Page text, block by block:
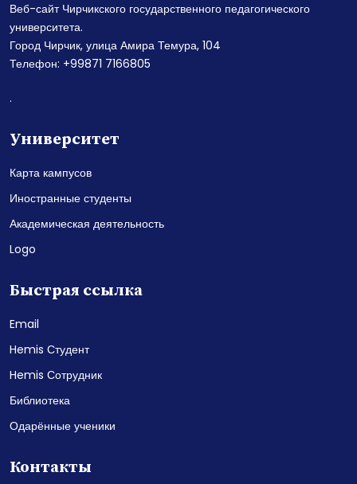
Веб-сайт Чирчикского государственного педагогического
университета.
Город Чирчик, улица Амира Темура, 104
Телефон: +99871 7166805
.
Университет
Карта кампусов
Иностранные студенты
Академическая деятельность
Logo
Быстрая ссылка
Email
Hemis Студент
Hemis Сотрудник
Библиотека
Одарённые ученики
Контакты